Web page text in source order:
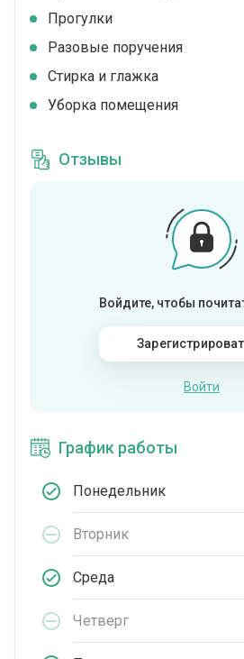
Прогулки
Разовые поручения
Стирка и глажка
Уборка помещения
Отзывы
Войдите, чтобы
Войти
График работы
Понедельник
Вторник
Среда
Четверг